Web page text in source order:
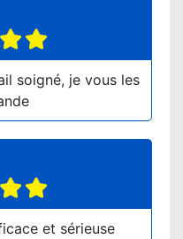
soigné, je vous les
et sérieuse